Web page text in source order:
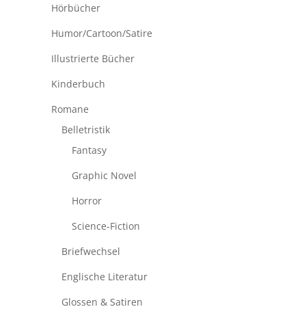
Hörbücher
Humor/Cartoon/Satire
Illustrierte Bücher
Kinderbuch
Romane
Belletristik
Fantasy
Graphic Novel
Horror
Science-Fiction
Briefwechsel
Englische Literatur
Glossen & Satiren